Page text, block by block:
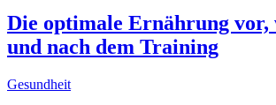
Die optimale Ernährung vor,
und nach dem Training
Gesundheit